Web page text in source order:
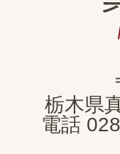
岡
栃木県
電話